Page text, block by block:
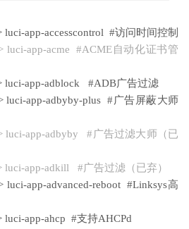
app-accesscontrol #访问时间控制
app-acme #ACME自动化证书管
app-adblock #ADB广告过滤
app-adbyby-plus #广告屏蔽大师
app-adbyby #广告过滤大师（已
app-adkill #广告过滤（已弃）
app-advanced-reboot #Linksys高
app-ahcp #支持AHCPd